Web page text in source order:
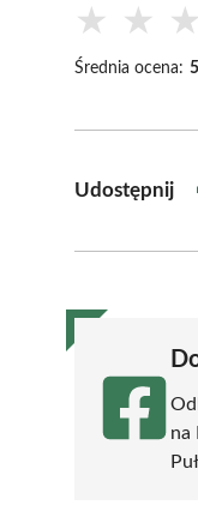
★ ★ ★
Średnia ocena: 5
Udostępnij
na